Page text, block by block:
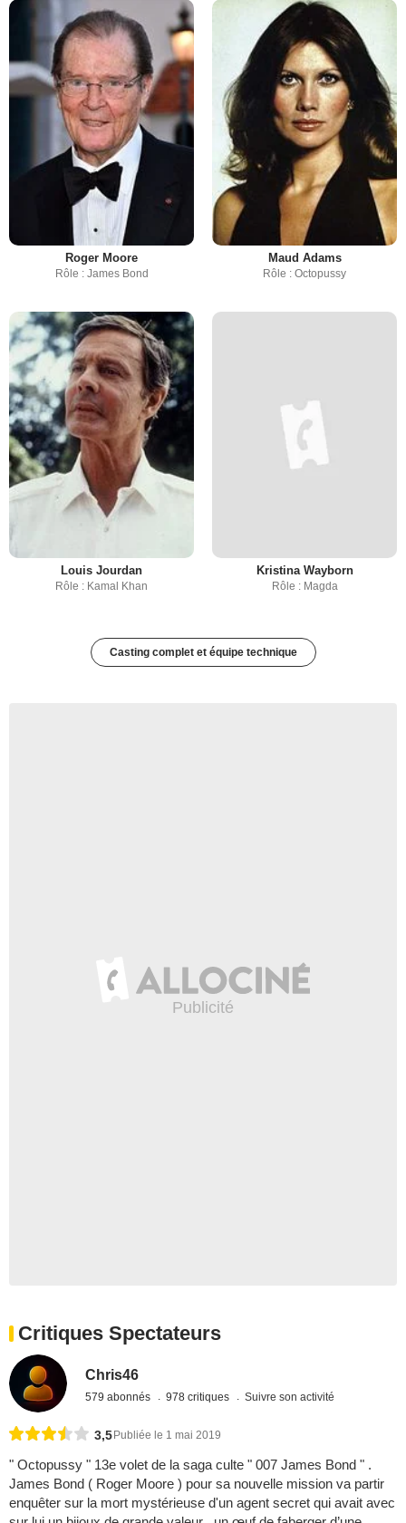
Roger Moore
Rôle : James Bond
Maud Adams
Rôle : Octopussy
Louis Jourdan
Rôle : Kamal Khan
Kristina Wayborn
Rôle : Magda
Casting complet et équipe technique
Critiques Spectateurs
Chris46
579 abonnés 978 critiques Suivre son activité
3,5 Publiée le 1 mai 2019
" Octopussy " 13e volet de la saga culte " 007 James Bond " .
James Bond ( Roger Moore ) pour sa nouvelle mission va partir
enquêter sur la mort mystérieuse d'un agent secret qui avait avec